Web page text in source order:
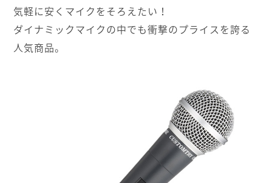
気軽に安くマイクをそろえたい！
ダイナミックマイクの中でも衝撃のプライスを誇る
人気商品。